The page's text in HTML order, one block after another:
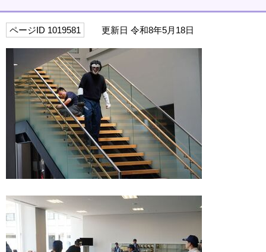
ページID 1019581 更新日 令和8年5月18日